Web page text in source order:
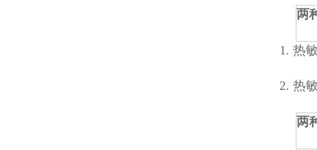
两
1. 热
2. 热
两